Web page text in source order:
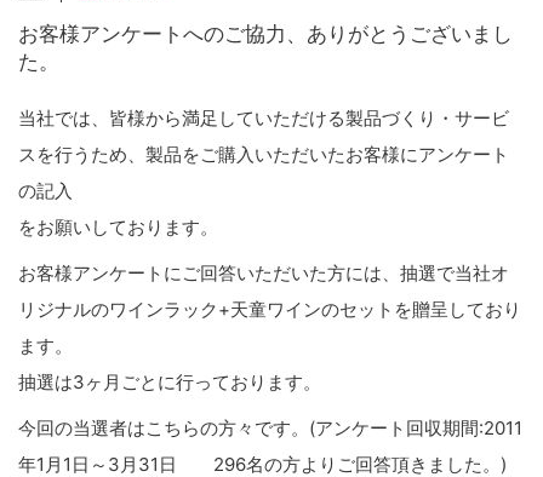
お客様アンケートへのご協力、ありがとうございまし
た。
当社では、皆様から満足していただける製品づくり・サービ
スを行うため、製品をご購入いただいたお客様にアンケート
の記入
をお願いしております。
お客様アンケートにご回答いただいた方には、抽選で当社オ
リジナルのワインラック+天童ワインのセットを贈呈しており
ます。
抽選は3ヶ月ごとに行っております。
今回の当選者はこちらの方々です。(アンケート回収期間:2011
年1月1日～3月31日 296名の方よりご回答頂きました。)